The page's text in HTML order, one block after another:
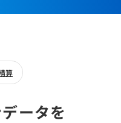
算
ータを